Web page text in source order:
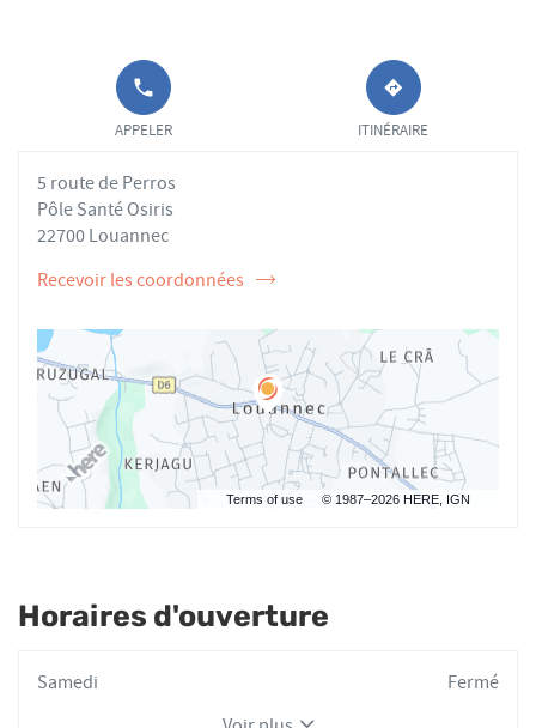
APPELER LE
POINT DE
VENTE
DORE AU
APPELER ITINÉRAIRE
JUSQU'AU
POINT
DE
5 route de Perros
Pôle Santé Osiris
22700 Louannec
Recevoir les coordonnées
de
Manuel
DORE
Terms of use © 1987–2026 HERE, IGN
Horaires d'ouverture
Horaires
Samedi
Fermé